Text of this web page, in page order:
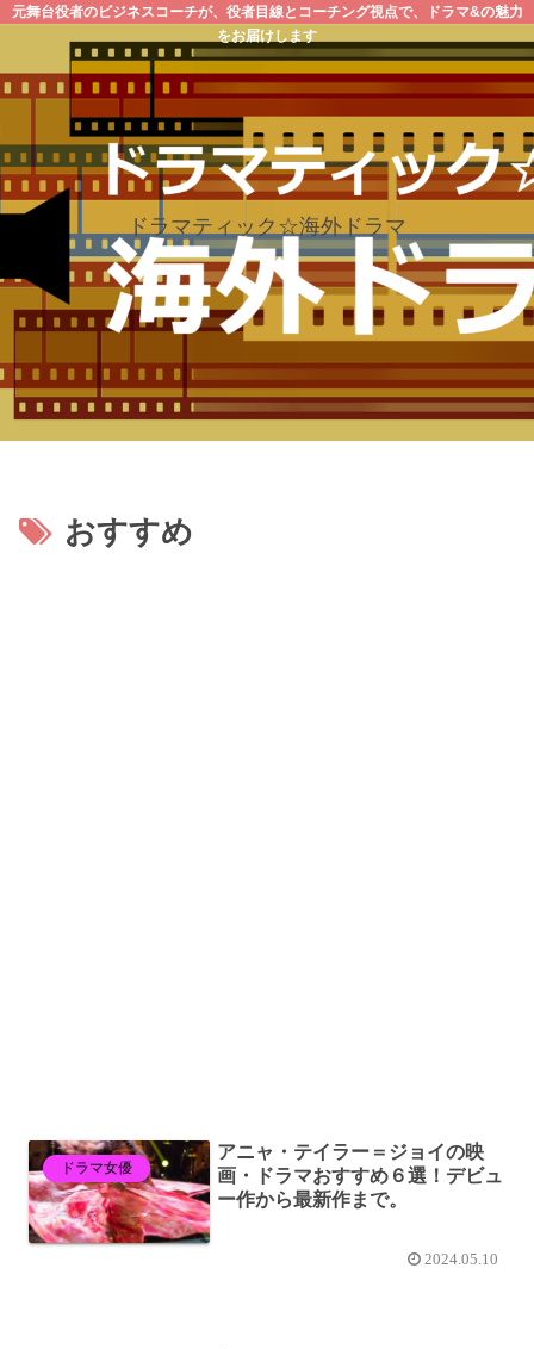
元舞台役者のビジネスコーチが、役者目線とコーチング視点で、ドラマ&の魅力
をお届けします
ドラマティック☆海外ドラマ
おすすめ
ドラマ女優
アニャ・テイラー＝ジョイの映
画・ドラマおすすめ６選！デビュ
ー作から最新作まで。
2024.05.10